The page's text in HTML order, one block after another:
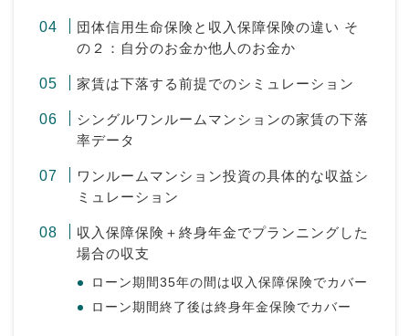
団体信用生命保険と収入保障保険の違い そ
の２：自分のお金か他人のお金か
家賃は下落する前提でのシミュレーション
シングルワンルームマンションの家賃の下落
率データ
ワンルームマンション投資の具体的な収益シ
ミュレーション
収入保障保険＋終身年金でプランニングした
場合の収支
ローン期間35年の間は収入保障保険でカバー
ローン期間終了後は終身年金保険でカバー